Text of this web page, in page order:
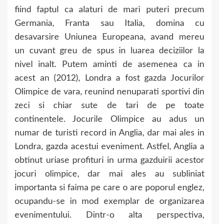
fiind faptul ca alaturi de mari puteri precum
Germania, Franta sau Italia, domina cu
desavarsire Uniunea Europeana, avand mereu
un cuvant greu de spus in luarea deciziilor la
nivel inalt. Putem aminti de asemenea ca in
acest an (2012), Londra a fost gazda Jocurilor
Olimpice de vara, reunind nenuparati sportivi din
zeci si chiar sute de tari de pe toate
continentele. Jocurile Olimpice au adus un
numar de turisti record in Anglia, dar mai ales in
Londra, gazda acestui eveniment. Astfel, Anglia a
obtinut uriase profituri in urma gazduirii acestor
jocuri olimpice, dar mai ales au subliniat
importanta si faima pe care o are poporul englez,
ocupandu-se in mod exemplar de organizarea
evenimentului. Dintr-o alta perspectiva,